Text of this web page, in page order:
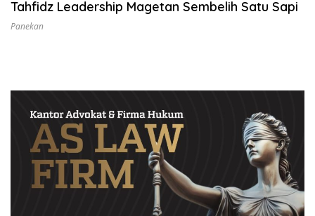
Tahfidz Leadership Magetan Sembelih Satu Sapi
Panekan